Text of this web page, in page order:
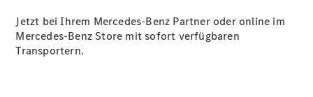
Kontakt
Beratung
Jetzt bei Ihrem Mercedes-Benz Partner oder online im
Mercedes-Benz Store mit sofort verfügbaren
Transportern.